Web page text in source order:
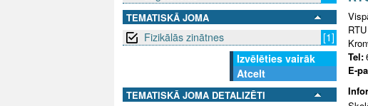
VTEMATISKĀ JOMA
Fizikālās zinātnes
[1]
Izvēlēties vairāk
Atcelt
TEMATISKĀ JOMA DETALIZĒTI
Tel:
E-